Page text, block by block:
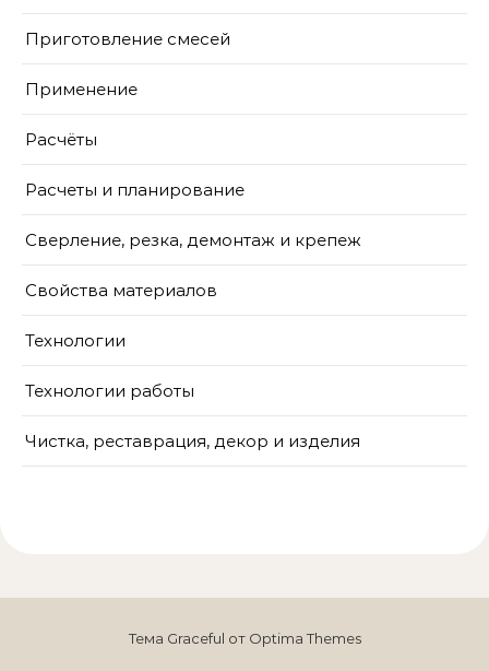
Приготовление смесей
Применение
Расчёты
Расчеты и планирование
Сверление, резка, демонтаж и крепеж
Свойства материалов
Технологии
Технологии работы
Чистка, реставрация, декор и изделия
Тема Graceful от Optima Themes